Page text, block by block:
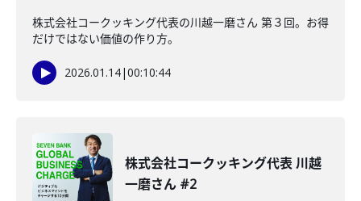
株式会社コークッキング代表の川越一磨さん 第３回。お得
だけではない価値の作り方。
2026.01.14|00:10:44
株式会社コークッキング代表 川越
一磨さん #2